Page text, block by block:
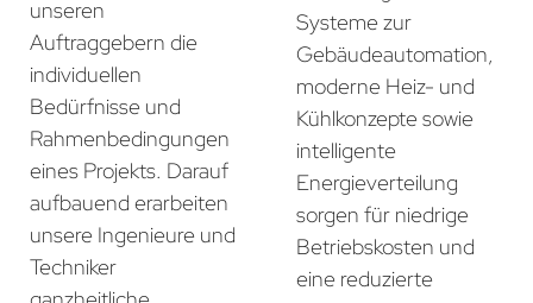
unseren
Auftraggebern die
individuellen
Bedürfnisse und
Rahmenbedingungen
eines Projekts. Darauf
aufbauend erarbeiten
unsere Ingenieure und
Techniker
Systeme zur
Gebäudeautomation,
moderne Heiz- und
Kühlkonzepte sowie
intelligente
Energieverteilung
sorgen für niedrige
Betriebskosten und
eine reduzierte